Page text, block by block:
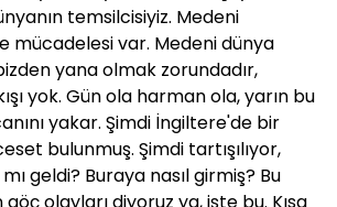
temsilcisiyiz. Medeni
mücadelesi var. Medeni dünya
yana olmak zorundadır,
yok. Gün ola harman ola, yarın bu
yakar. Şimdi İngiltere'de bir
bulunmuş. Şimdi tartışılıyor,
geldi? Buraya nasıl girmiş? Bu